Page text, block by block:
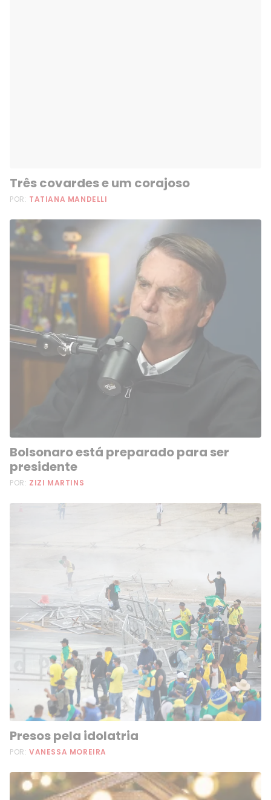
Três covardes e um corajoso
POR: TATIANA MANDELLI
Bolsonaro está preparado para ser
presidente
POR: ZIZI MARTINS
Presos pela idolatria
POR: VANESSA MOREIRA